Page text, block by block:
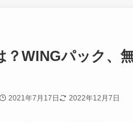
WINGパック、
2021年7月17日 2022年12月7日